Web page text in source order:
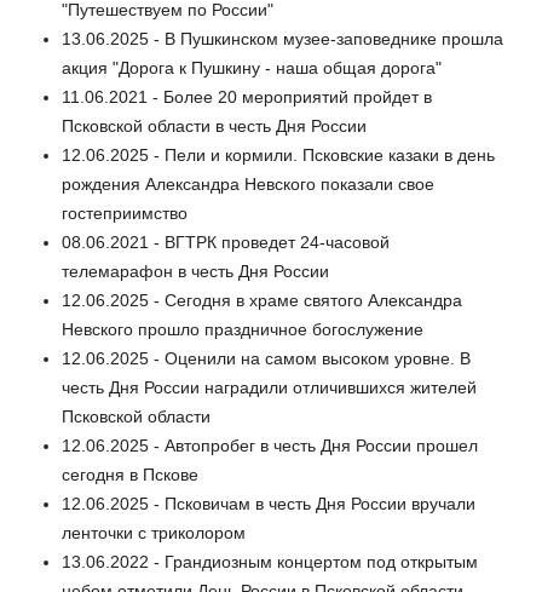
"Путешествуем по России"
13.06.2025 - В Пушкинском музее-заповеднике прошла
акция "Дорога к Пушкину - наша общая дорога"
11.06.2021 - Более 20 мероприятий пройдет в
Псковской области в честь Дня России
12.06.2025 - Пели и кормили. Псковские казаки в день
рождения Александра Невского показали свое
гостеприимство
08.06.2021 - ВГТРК проведет 24-часовой
телемарафон в честь Дня России
12.06.2025 - Сегодня в храме святого Александра
Невского прошло праздничное богослужение
12.06.2025 - Оценили на самом высоком уровне. В
честь Дня России наградили отличившихся жителей
Псковской области
12.06.2025 - Автопробег в честь Дня России прошел
сегодня в Пскове
12.06.2025 - Псковичам в честь Дня России вручали
ленточки с триколором
13.06.2022 - Грандиозным концертом под открытым